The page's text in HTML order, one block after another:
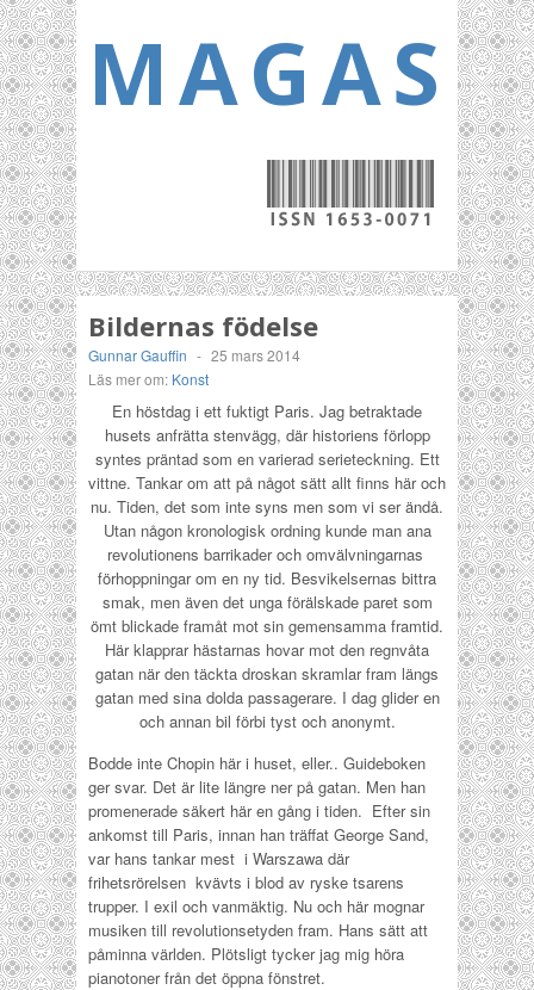
Bildernas födelse
Gunnar Gauffin - 25 mars 2014
Läs mer om: Konst
En höstdag i ett fuktigt Paris. Jag betraktade
husets anfrätta stenvägg, där historiens förlopp
syntes präntad som en varierad serieteckning. Ett
vittne. Tankar om att på något sätt allt finns här och
nu. Tiden, det som inte syns men som vi ser ändå.
Utan någon kronologisk ordning kunde man ana
revolutionens barrikader och omvälvningarnas
förhoppningar om en ny tid. Besvikelsernas bittra
smak, men även det unga förälskade paret som
ömt blickade framåt mot sin gemensamma framtid.
Här klapprar hästarnas hovar mot den regnvåta
gatan när den täckta droskan skramlar fram längs
gatan med sina dolda passagerare. I dag glider en
och annan bil förbi tyst och anonymt.
Bodde inte Chopin här i huset, eller.. Guideboken
ger svar. Det är lite längre ner på gatan. Men han
promenerade säkert här en gång i tiden. Efter sin
ankomst till Paris, innan han träffat George Sand,
var hans tankar mest i Warszawa där
frihetsrörelsen kvävts i blod av ryske tsarens
trupper. I exil och vanmäktig. Nu och här mognar
musiken till revolutionsetyden fram. Hans sätt att
påminna världen. Plötsligt tycker jag mig höra
pianotoner från det öppna fönstret.